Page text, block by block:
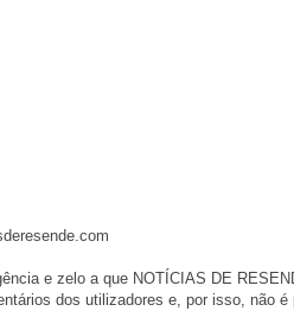
e zelo a que NOTÍCIAS DE
dos utilizadores e, por isso, não é